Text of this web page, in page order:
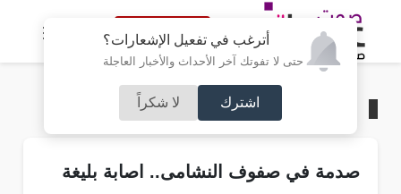
أترغب في تفعيل الإشعارات؟
حتى لا تفوتك آخر الأحداث والأخبار العاجلة
اشترك لا شكراً
النسخة الكاملة
رياضة
صدمة في صفوف النشامى.. اصابة بليغة